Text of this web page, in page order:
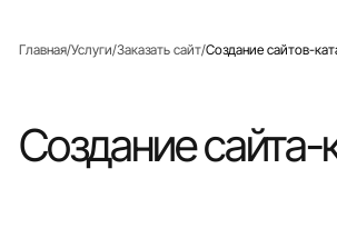
Главная Услуги Заказать сайт Создание сайтов-
Создание сайта-